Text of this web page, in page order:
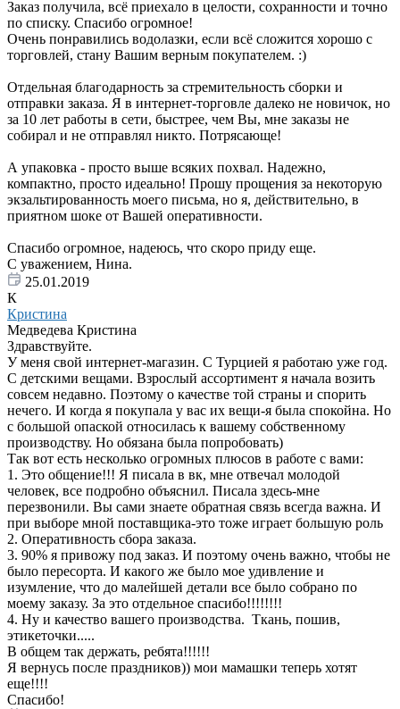
Заказ получила, всё приехало в целости, сохранности и точно
по списку. Спасибо огромное!
Очень понравились водолазки, если всё сложится хорошо с
торговлей, стану Вашим верным покупателем. :)
Отдельная благодарность за стремительность сборки и
отправки заказа. Я в интернет-торговле далеко не новичок, но
за 10 лет работы в сети, быстрее, чем Вы, мне заказы не
собирал и не отправлял никто. Потрясающе!
А упаковка - просто выше всяких похвал. Надежно,
компактно, просто идеально! Прошу прощения за некоторую
экзальтированность моего письма, но я, действительно, в
приятном шоке от Вашей оперативности.
Спасибо огромное, надеюсь, что скоро приду еще.
С уважением, Нина.
25.01.2019
К
Кристина
Медведева Кристина
Здравствуйте.
У меня свой интернет-магазин. С Турцией я работаю уже год.
С детскими вещами. Взрослый ассортимент я начала возить
совсем недавно. Поэтому о качестве той страны и спорить
нечего. И когда я покупала у вас их вещи-я была спокойна. Но
с большой опаской относилась к вашему собственному
производству. Но обязана была попробовать)
Так вот есть несколько огромных плюсов в работе с вами:
1. Это общение!!! Я писала в вк, мне отвечал молодой
человек, все подробно объяснил. Писала здесь-мне
перезвонили. Вы сами знаете обратная связь всегда важна. И
при выборе мной поставщика-это тоже играет большую роль
2. Оперативность сбора заказа.
3. 90% я привожу под заказ. И поэтому очень важно, чтобы не
было пересорта. И какого же было мое удивление и
изумление, что до малейшей детали все было собрано по
моему заказу. За это отдельное спасибо!!!!!!!!
4. Ну и качество вашего производства. Ткань, пошив,
этикеточки.....
В общем так держать, ребята!!!!!!
Я вернусь после праздников)) мои мамашки теперь хотят
еще!!!!
Спасибо!